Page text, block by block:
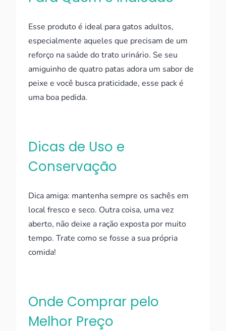
Esse produto é ideal para gatos adultos,
especialmente aqueles que precisam de um
reforço na saúde do trato urinário. Se seu
amiguinho de quatro patas adora um sabor de
peixe e você busca praticidade, esse pack é
uma boa pedida.
Dicas de Uso e
Conservação
Dica amiga: mantenha sempre os sachês em
local fresco e seco. Outra coisa, uma vez
aberto, não deixe a ração exposta por muito
tempo. Trate como se fosse a sua própria
comida!
Onde Comprar pelo
Melhor Preço